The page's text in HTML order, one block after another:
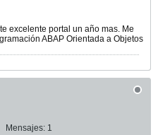
excelente portal un año mas. Me
ABAP Orientada a Objetos
Mensajes: 1